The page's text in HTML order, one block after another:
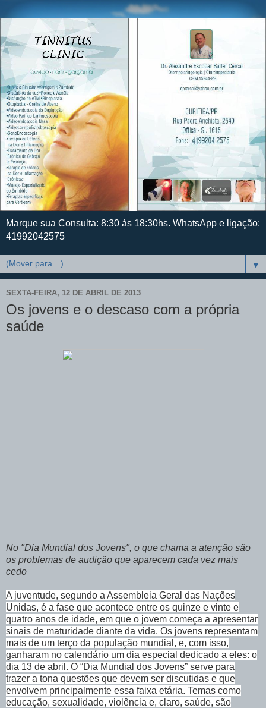
Marque sua Consulta: 8:30 às 18:30hs. WhatsApp e ligação:
41992042575
▼
SEXTA-FEIRA, 12 DE ABRIL DE 2013
Os jovens e o descaso com a própria
saúde
No "Dia Mundial dos Jovens", o que chama a atenção são
os problemas de audição que aparecem cada vez mais
cedo
A juventude, segundo a Assembleia Geral das Nações
Unidas, é a fase que acontece entre os quinze e vinte e
quatro anos de idade, em que o jovem começa a apresentar
sinais de maturidade diante da vida. Os jovens representam
mais de um terço da população mundial, e, com isso,
ganharam no calendário um dia especial dedicado a eles: o
dia 13 de abril. O “Dia Mundial dos Jovens” serve para
trazer a tona questões que devem ser discutidas e que
envolvem principalmente essa faixa etária. Temas como
educação, sexualidade, violência e, claro, saúde, são